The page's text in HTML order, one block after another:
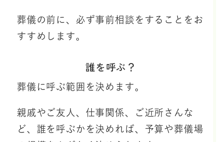
葬儀の前に、必ず事前相談をすることをお
すすめします。
誰を呼ぶ？
葬儀に呼ぶ範囲を決めます。
親戚やご友人、仕事関係、ご近所さんな
ど、誰を呼ぶかを決めれば、予算や葬儀場